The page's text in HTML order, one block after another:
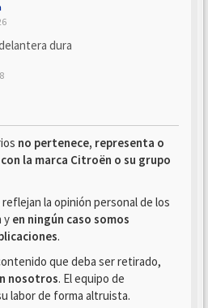
dura
no pertenece, representa o
la marca Citroën o su grupo
la opinión personal de los
y en ningún caso somos
.
que deba ser retirado,
nosotros. El equipo de
labor de forma altruista.